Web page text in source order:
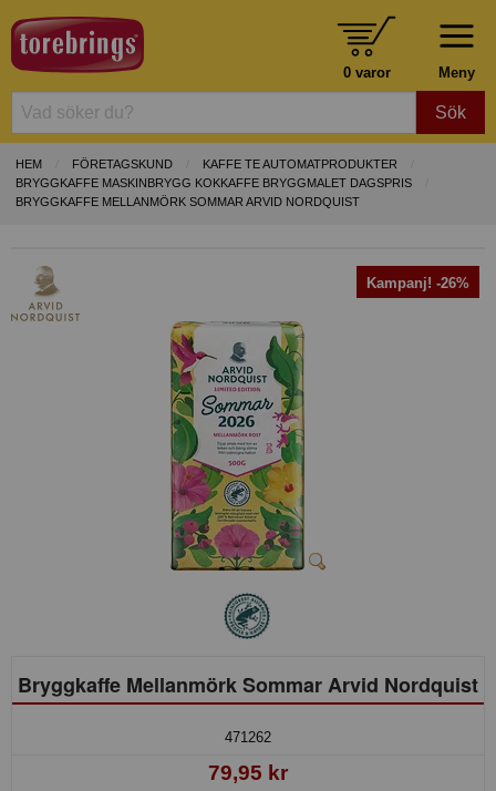
Meny
0 varor
Sök
HEM FÖRETAGSKUND
KAFFE TE AUTOMATPRODUKTER
BRYGGKAFFE MASKINBRYGG KOKKAFFE BRYGGMALET DAGSPRIS
BRYGGKAFFE MELLANMÖRK SOMMAR ARVID NORDQUIST
Kampanj! -26%
Bryggkaffe Mellanmörk Sommar Arvid Nordquist
471262
79,95 kr